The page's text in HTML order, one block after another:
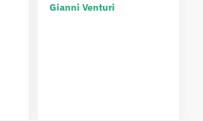
Gianni Venturi